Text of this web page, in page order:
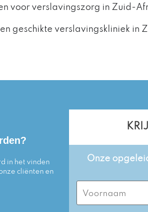
voor verslavingszorg in Zuid-
geschikte verslavingskliniek in
in het vinden
cliënten en
Onze
First
Name
(Required)